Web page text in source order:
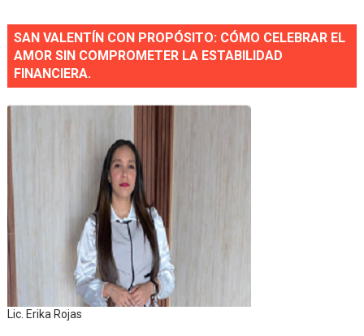
SAN VALENTÍN CON PROPÓSITO: CÓMO CELEBRAR EL
AMOR SIN COMPROMETER LA ESTABILIDAD
FINANCIERA.
Lic. Erika Rojas